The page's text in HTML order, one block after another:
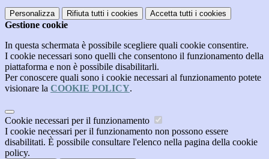
Personalizza Rifiuta tutti i cookies Accetta tutti i cookies
Gestione cookie
In questa schermata è possibile scegliere quali cookie consentire.
I cookie necessari sono quelli che consentono il funzionamento della
piattaforma e non è possibile disabilitarli.
Per conoscere quali sono i cookie necessari al funzionamento potete
visionare la COOKIE POLICY.
Cookie necessari per il funzionamento
I cookie necessari per il funzionamento non possono essere
disabilitati. È possibile consultare l'elenco nella pagina della cookie
policy.